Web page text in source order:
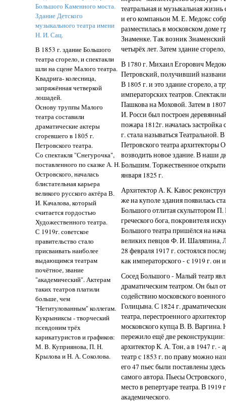
Большого Каменного моста.
Здание Детского
музыкального театра имени
Н. И. Сац.
В 1853 г. здание Большого
театра сгорело, и спектакли
шли на сцене Малого театра.
Квадрига- колесница,
запряжённая четверкой
лошадей.
Основу труппы Малого
театра составили
драматические актеры
сгоревшего в 1805 г.
Петровского театра.
Со спектакля "Снегурочка",
поставленного по сказке А. Н.
Островского, началась
блистательная карьера
великого русского актёра В.
И. Качалова, который
считается гордостью
Художественного театра.
С 1919г. советское
правительство стало
присваивать наиболее
выдающимся театрам
почётное, звание
"академический". Актерам
таких театров платили
больше, чем
''Нетитулованным" коллегам.
Кукрыниксы - творческий
псевдоним трёх
карикатуристов и графиков:
М. В. Куприянова, П. Н.
Крылова и Н. А. Соколова.
театральная и музыкальная
и его компаньон М. Е. Медокс
разместилась в московском доме
Знаменке. Так возник
четырёх лет. Затем здание
В 1780 г. Михаил Егорович
Петровский, получивший
В 1805 г. и это здание сгорело, а
императорских театров.
Пашкова на Моховой. Затем в
И. Росси был построен
пожара 1812г. началась
г. стала называться Театральной.
Петровского театра
возводить новое здание. В наши
Большим. Торжественное
января 1825 г.
Архитектор А. К. Кавос
же на куполе здания появилась
Большого отлитая скульптором
греческого бога, покровителя
Большого театра пришёлся на
великих певцов Ф. И. Шаляпина,
28 февраля 1917 г. состоялся
как императорского - с 1919 г. он
Сосед Большого - Малый театр
драматическим театром. Он был
содействию московского
Голицына. С 1824 г.
театра, перестроенного
московского купца В. В. Варгина.
пережило ещё две реконструкции:
архитектор К. А. Тон, а в 1947 г.
театр с 1853 г. по праву можно
его 47 пьес были поставлены
самого автора. Пьесы
место в репертуаре театра. В
академического.